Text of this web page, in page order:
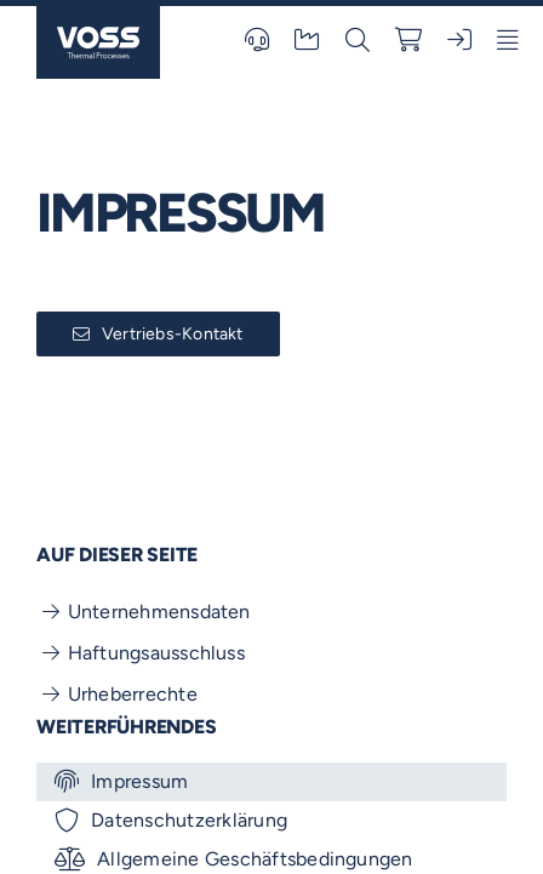
IMPRESSUM
Vertriebs-Kontakt
AUF DIESER SEITE
Unternehmensdaten
Haftungsausschluss
Urheberrechte
WEITERFÜHRENDES
Impressum
Datenschutzerklärung
Allgemeine Geschäftsbedingungen